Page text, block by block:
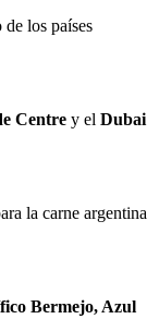
los países
Centre y el Dubai
la carne argentina
Bermejo, Azul